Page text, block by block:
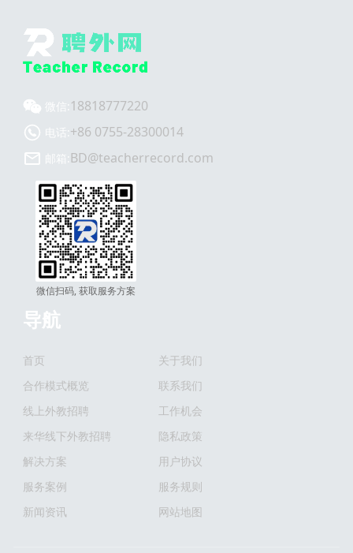
微信: 18818777220
电话: +86 0755-28300014
邮箱: BD@teacherrecord.com
微信扫码, 获取服务方案
导航
首页
合作模式概览
线上外教招聘
来华线下外教招聘
解决方案
服务案例
新闻资讯
关于我们
联系我们
工作机会
隐私政策
用户协议
服务规则
网站地图